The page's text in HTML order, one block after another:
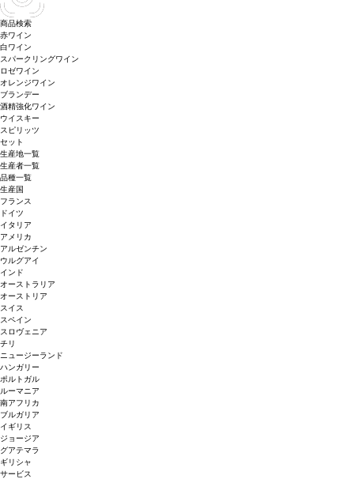
商品検索
赤ワイン
白ワイン
スパークリングワイン
ロゼワイン
オレンジワイン
ブランデー
酒精強化ワイン
ウイスキー
スピリッツ
セット
生産地一覧
生産者一覧
品種一覧
生産国
フランス
ドイツ
イタリア
アメリカ
アルゼンチン
ウルグアイ
インド
オーストラリア
オーストリア
スイス
スペイン
スロヴェニア
チリ
ニュージーランド
ハンガリー
ポルトガル
ルーマニア
南アフリカ
ブルガリア
イギリス
ジョージア
グアテマラ
ギリシャ
サービス